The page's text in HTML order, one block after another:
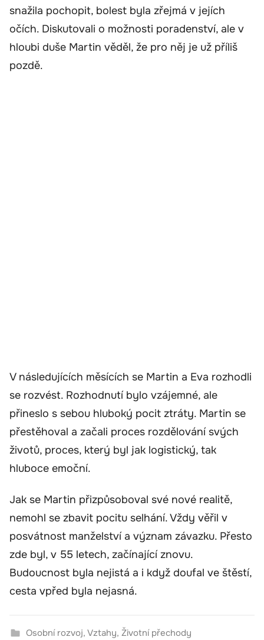
snažila pochopit, bolest byla zřejmá v jejích
očích. Diskutovali o možnosti poradenství, ale v
hloubi duše Martin věděl, že pro něj je už příliš
pozdě.
V následujících měsících se Martin a Eva rozhodli
se rozvést. Rozhodnutí bylo vzájemné, ale
přineslo s sebou hluboký pocit ztráty. Martin se
přestěhoval a začali proces rozdělování svých
životů, proces, který byl jak logistický, tak
hluboce emoční.
Jak se Martin přizpůsoboval své nové realitě,
nemohl se zbavit pocitu selhání. Vždy věřil v
posvátnost manželství a význam závazku. Přesto
zde byl, v 55 letech, začínající znovu.
Budoucnost byla nejistá a i když doufal ve štěstí,
cesta vpřed byla nejasná.
Osobní rozvoj, Vztahy, Životní přechody